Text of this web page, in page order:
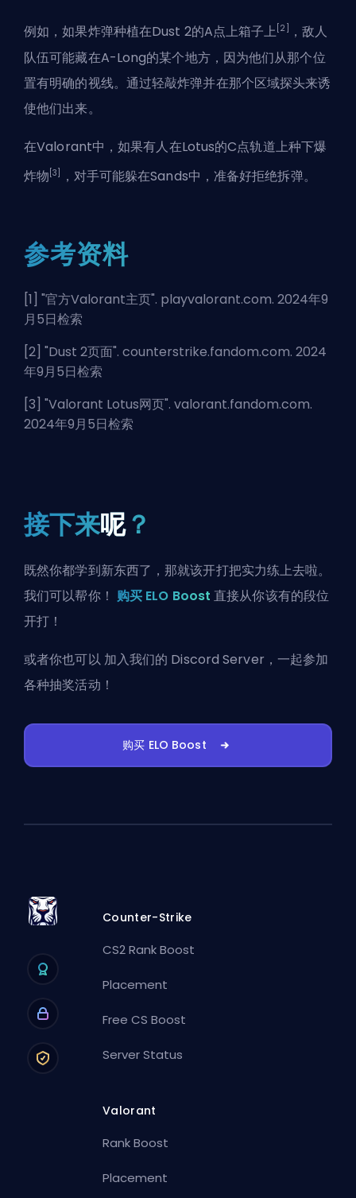
例如，如果炸弹种植在Dust 2的A点上箱子上 [2]
，敌人
队伍可能藏在A-Long的某个地方，因为他们从那个位
置有明确的视线。通过轻敲炸弹并在那个区域探头来诱
使他们出来。
在Valorant中，如果有人在Lotus的C点轨道上种下爆
炸物 [3] ，对手可能躲在Sands中，准备好拒绝拆弹。
参考资料
[1] "官方Valorant主页". playvalorant.com. 2024年9
月5日检索
[2] "Dust 2页面". counterstrike.fandom.com. 2024
年9月5日检索
[3] "Valorant Lotus网页". valorant.fandom.com.
2024年9月5日检索
接下来呢？
既然你都学到新东西了，那就该开打把实力练上去啦。
我们可以帮你！ 购买 ELO Boost 直接从你该有的段位
开打！
或者你也可以 加入我们的 Discord Server ，一起参加
各种抽奖活动！
购买 ELO Boost
Counter-Strike
CS2 Rank Boost
Placement
Free CS Boost
Server Status
Valorant
Rank Boost
Placement